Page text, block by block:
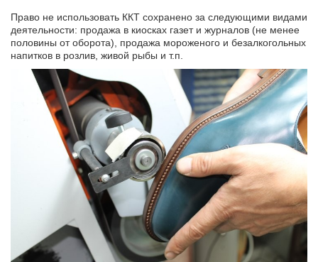
Право не использовать ККТ сохранено за следующими видами
деятельности: продажа в киосках газет и журналов (не менее
половины от оборота), продажа мороженого и безалкогольных
напитков в розлив, живой рыбы и т.п.
Заказать звонок
Даюсогласие на обработку персональных данных
Фамилия Имя Отчество
Дата рождения
Желаемый ежемесячный
доход
Номер телефона
Отправить
Даю согласие на обработку персональных данных
Дата рождения
Серия и номер паспорта
Дата выдачи паспорта
Номер ИНН
(Необязательно)
Желаемый ежемесячный
доход
Дата рождения
Серия и номер паспорта
Дата выдачи паспорта
Кем выдан
Адрес прописки
Номер ИНН
Дата рождения
Серия и номер паспорта
Дата выдачи паспорта
Номер ИНН
(Необязательно)
Желаемый ежемесячный
доход